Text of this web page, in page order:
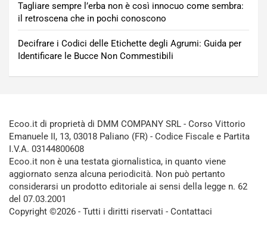
Tagliare sempre l’erba non è così innocuo come sembra:
il retroscena che in pochi conoscono
Decifrare i Codici delle Etichette degli Agrumi: Guida per
Identificare le Bucce Non Commestibili
Ecoo.it di proprietà di DMM COMPANY SRL - Corso Vittorio
Emanuele II, 13, 03018 Paliano (FR) - Codice Fiscale e Partita
I.V.A. 03144800608
Ecoo.it non è una testata giornalistica, in quanto viene
aggiornato senza alcuna periodicità. Non può pertanto
considerarsi un prodotto editoriale ai sensi della legge n. 62
del 07.03.2001
Copyright ©2026 - Tutti i diritti riservati - Contattaci